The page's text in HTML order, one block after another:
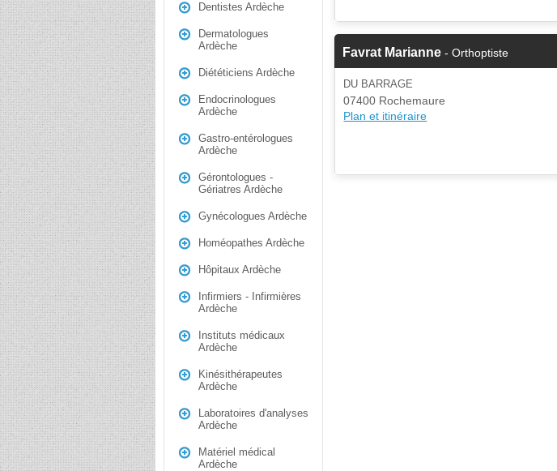
Dentistes Ardèche
Dermatologues
Ardèche
Diététiciens Ardèche
Endocrinologues
Ardèche
Gastro-entérologues
Ardèche
Gérontologues -
Gériatres Ardèche
Gynécologues Ardèche
Homéopathes Ardèche
Hôpitaux Ardèche
Infirmiers - Infirmières
Ardèche
Instituts médicaux
Ardèche
Kinésithérapeutes
Ardèche
Laboratoires d'analyses
Ardèche
Matériel médical
Ardèche
Favrat Marianne - Orthoptiste
DU BARRAGE
07400 Rochemaure
Plan et itinéraire